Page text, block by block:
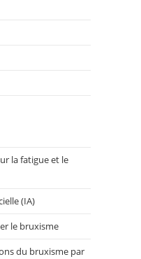
la fatigue et le
(IA)
le bruxisme
du bruxisme par